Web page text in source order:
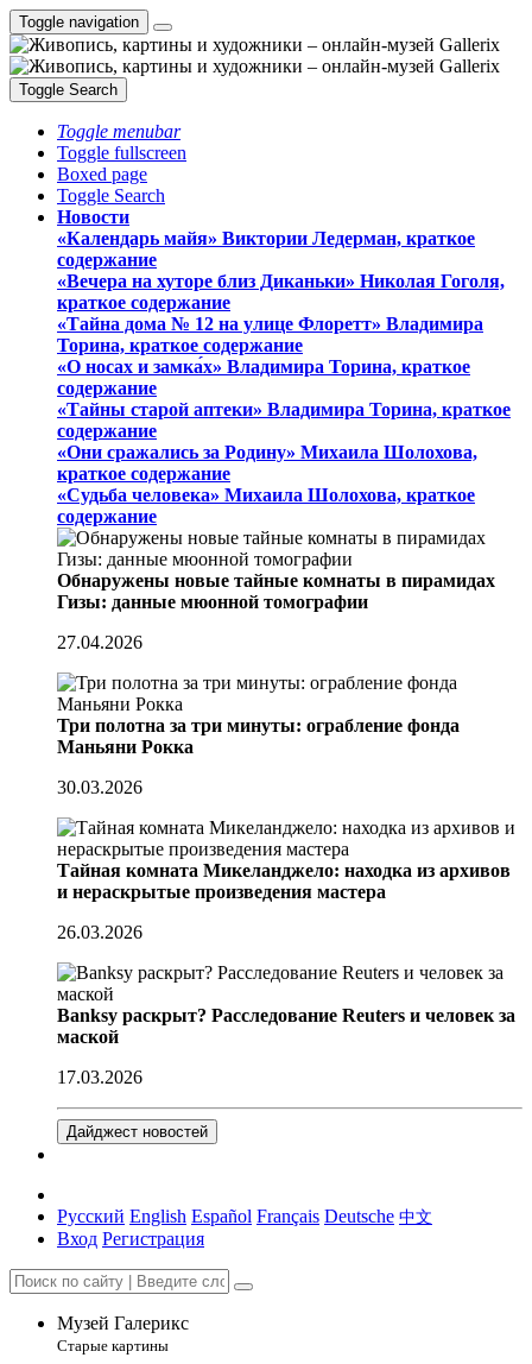
Toggle navigation
Toggle Search
Toggle menubar
Toggle fullscreen
Boxed page
Toggle Search
Новости
«Календарь майя» Виктории Ледерман, краткое
содержание
«Вечера на хуторе близ Диканьки» Николая Гоголя,
краткое содержание
«Тайна дома № 12 на улице Флоретт» Владимира
Торина, краткое содержание
«О носах и замка́х» Владимира Торина, краткое
содержание
«Тайны старой аптеки» Владимира Торина, краткое
содержание
«Они сражались за Родину» Михаила Шолохова,
краткое содержание
«Судьба человека» Михаила Шолохова, краткое
содержание
Обнаружены новые тайные комнаты в пирамидах
Гизы: данные мюонной томографии
27.04.2026
Три полотна за три минуты: ограбление фонда
Маньяни Рокка
30.03.2026
Тайная комната Микеланджело: находка из архивов
и нераскрытые произведения мастера
26.03.2026
Banksy раскрыт? Расследование Reuters и человек за
маской
17.03.2026
Дайджест новостей
Русский English Español Français Deutsche 中文
Вход Регистрация
Музей Галерикс
Старые картины